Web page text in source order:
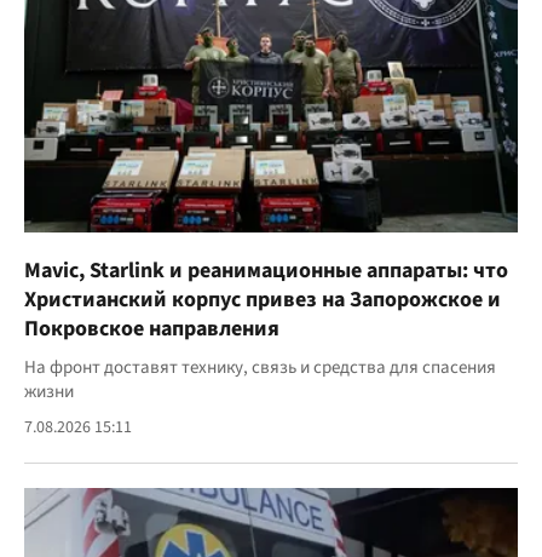
Mavic, Starlink и реанимационные аппараты: что
Христианский корпус привез на Запорожское и
Покровское направления
На фронт доставят технику, связь и средства для спасения
жизни
7.08.2026 15:11